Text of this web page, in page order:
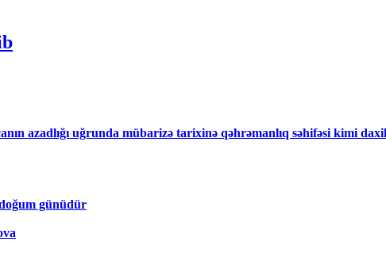
azadlığı uğrunda mübarizə tarixinə qəhrəmanlıq səhifəsi kimi
günüdür